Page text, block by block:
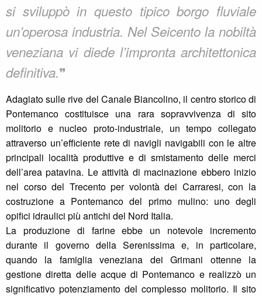
si sviluppò in questo tipico borgo fluviale
un’operosa industria. Nel Seicento la nobiltà
veneziana vi diede l’impronta architettonica
definitiva.❞
Adagiato sulle rive del Canale Biancolino, il centro storico di
Pontemanco costituisce una rara sopravvivenza di sito
molitorio e nucleo proto-industriale, un tempo collegato
attraverso un’efficiente rete di navigli navigabili con le altre
principali località produttive e di smistamento delle merci
dell’area patavina. Le attività di macinazione ebbero inizio
nel corso del Trecento per volontà dei Carraresi, con la
costruzione a Pontemanco del primo mulino: uno degli
opifici idraulici più antichi del Nord Italia.
La produzione di farine ebbe un notevole incremento
durante il governo della Serenissima e, in particolare,
quando la famiglia veneziana dei Grimani ottenne la
gestione diretta delle acque di Pontemanco e realizzò un
significativo potenziamento del complesso molitorio. Il sito